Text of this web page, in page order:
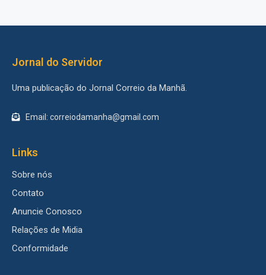
Jornal do Servidor
Uma publicação do Jornal Correio da Manhã.
Email: correiodamanha@gmail.com
Links
Sobre nós
Contato
Anuncie Conosco
Relações de Midia
Conformidade